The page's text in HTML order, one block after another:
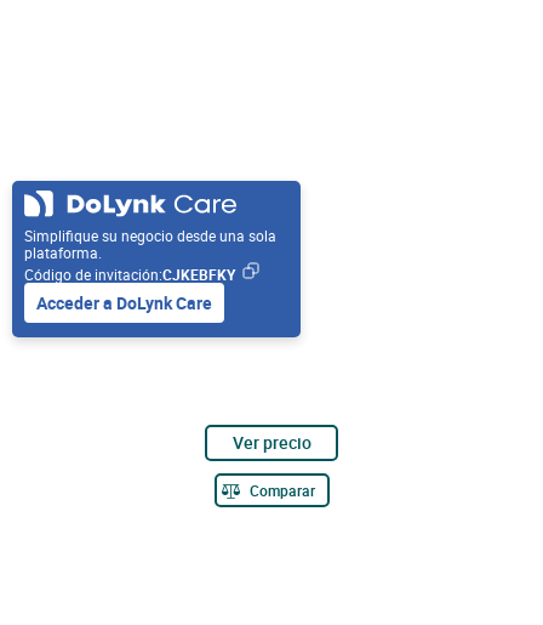
Simplifique su negocio desde una sola
plataforma.
Código de invitación:CJKEBFKY
Acceder a DoLynk Care
Ver precio
Comparar